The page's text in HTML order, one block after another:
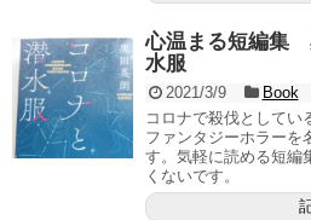
心温まる短編集
水服
2021/3/9
Book
コロナで殺伐としてい
ファンタジーホラーを
す。気軽に読める短編
くないです。